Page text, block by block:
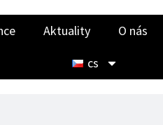
Aktuality O nás
cs